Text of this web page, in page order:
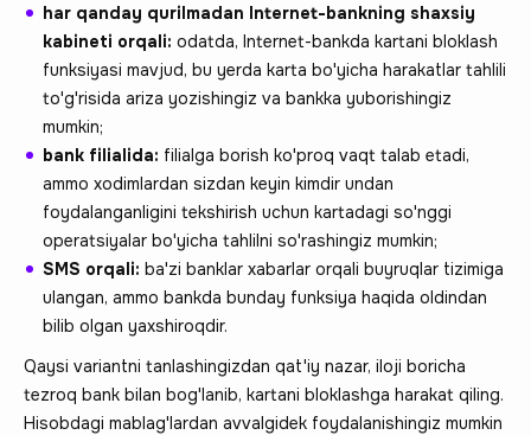
har qanday qurilmadan Internet-bankning shaxsiy
kabineti orqali: odatda, Internet-bankda kartani bloklash
funksiyasi mavjud, bu yerda karta bo'yicha harakatlar tahlili
to'g'risida ariza yozishingiz va bankka yuborishingiz
mumkin;
bank filialida: filialga borish ko'proq vaqt talab etadi,
ammo xodimlardan sizdan keyin kimdir undan
foydalanganligini tekshirish uchun kartadagi so'nggi
operatsiyalar bo'yicha tahlilni so'rashingiz mumkin;
SMS orqali: ba'zi banklar xabarlar orqali buyruqlar tizimiga
ulangan, ammo bankda bunday funksiya haqida oldindan
bilib olgan yaxshiroqdir.
Qaysi variantni tanlashingizdan qat'iy nazar, iloji boricha
tezroq bank bilan bog'lanib, kartani bloklashga harakat qiling.
Hisobdagi mablag'lardan avvalgidek foydalanishingiz mumkin